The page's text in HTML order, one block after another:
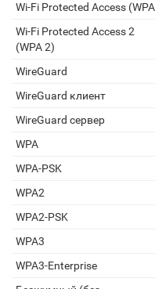
Wi-Fi Protected Access
Wi-Fi Protected Access 2
(WPA 2)
WireGuard
WireGuard клиент
WireGuard сервер
WPA
WPA-PSK
WPA2
WPA2-PSK
WPA3
WPA3-Enterprise